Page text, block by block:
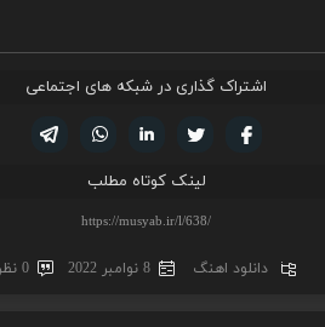
اشتراک گذاری در شبکه های اجتماعی
لینکدین تویتر
فیسوک
لینک کوتاه مطلب
دانلود اهنگ 8 نوامبر 2022 0 نظر